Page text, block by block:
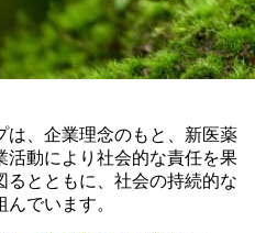
は、企業理念のもと、新医薬
活動により社会的な責任を果
るとともに、社会の持続的な
でいます。